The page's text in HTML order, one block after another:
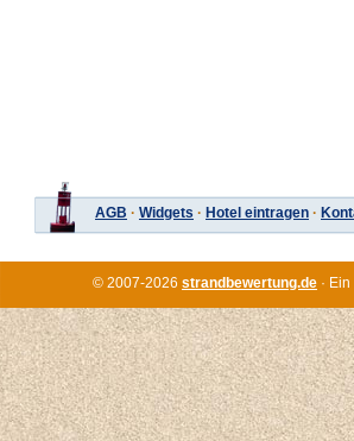
AGB · Widgets · Hotel eintragen ·
© 2007-2026 strandbewertung.de ·